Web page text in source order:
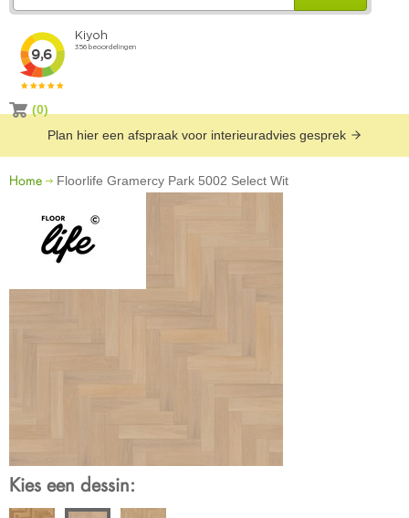
(0)
Plan hier een afspraak voor interieuradvies gesprek
Home Floorlife Gramercy Park 5002 Select Wit
Kies een dessin: